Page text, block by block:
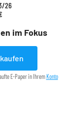
im Fokus
26
E-Paper in Ihrem Konto